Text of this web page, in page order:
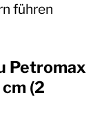
führen
Petromax
(2